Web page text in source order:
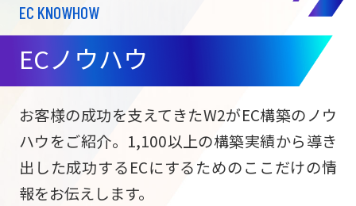
ECサイト構築
サブスク/定期通販
ECサイト構築
導入事例
USEFUL
お役立ち情報
NEWS
ニュース
EC KNOWHOW
ECノウハウ
お客様の成功を支えてきたW2がEC構築のノウ
ハウをご紹介。1,100以上の構築実績から導き
出した成功するECにするためのここだけの情
報をお伝えします。